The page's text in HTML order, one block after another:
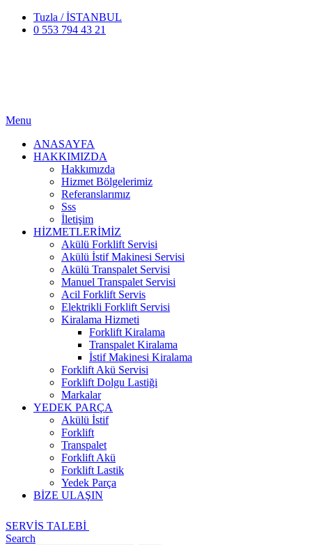
Tuzla / İSTANBUL
0 553 794 43 21
Menu
ANASAYFA
HAKKIMIZDA
Hakkımızda
Hizmet Bölgelerimiz
Referanslarımız
Sss
İletişim
HİZMETLERİMİZ
Akülü Forklift Servisi
Akülü İstif Makinesi Servisi
Akülü Transpalet Servisi
Manuel Transpalet Servisi
Acil Forklift Servis
Elektrikli Forklift Servisi
Kiralama Hizmeti
Forklift Kiralama
Transpalet Kiralama
İstif Makinesi Kiralama
Forklift Akü Servisi
Forklift Dolgu Lastiği
Markalar
YEDEK PARÇA
Akülü İstif
Forklift
Transpalet
Forklift Akü
Forklift Lastik
Yedek Parça
BİZE ULAŞIN
SERVİS TALEBİ
Search